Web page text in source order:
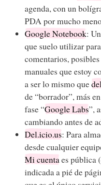
agenda, con un
PDA por mucho
Google Notebook:
que suelo utilizar
comentarios,
manuales que estoy
a ser lo mismo que
de “borrador”, más
fase “Google Labs”,
cambiando antes de
Del.icio.us: Para
desde cualquier
Mi cuentaes pública
indicada a pié de